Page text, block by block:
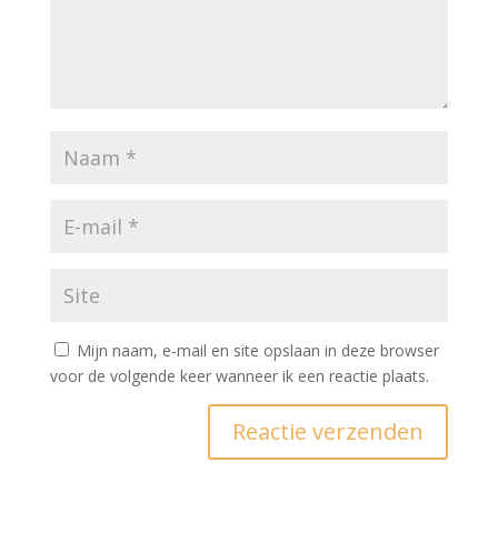
Mijn naam, e-mail en site opslaan in deze browser
voor de volgende keer wanneer ik een reactie plaats.